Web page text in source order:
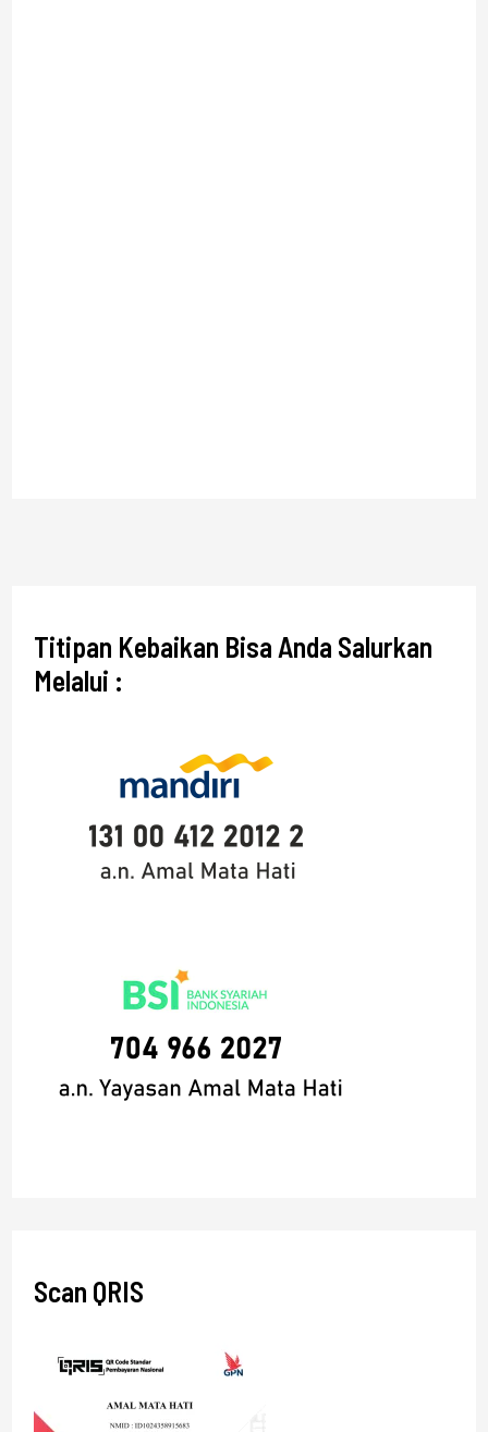
Titipan Kebaikan Bisa Anda Salurkan
Melalui :
Scan QRIS